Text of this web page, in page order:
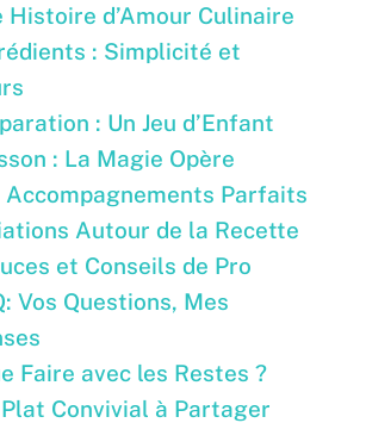
Histoire d’Amour Culinaire
: Simplicité et
: Un Jeu d’Enfant
: La Magie Opère
Accompagnements Parfaits
Autour de la Recette
et Conseils de Pro
Vos Questions, Mes
Faire avec les Restes ?
Plat Convivial à Partager